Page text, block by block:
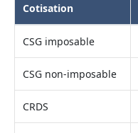
Cotisation
CSG imposable
CSG non-imposable
CRDS